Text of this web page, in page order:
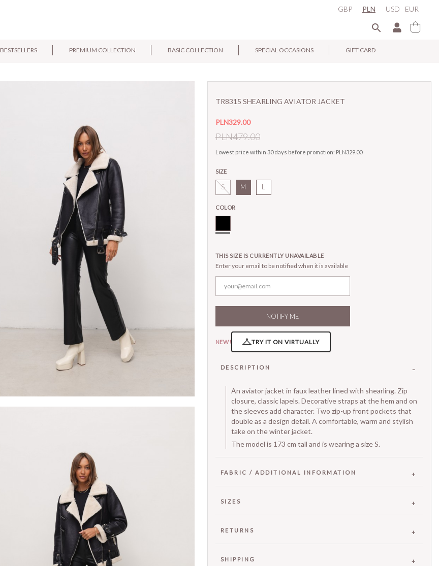
EUR
GBP PLN USD

BESTSELLERS PREMIUM COLLECTION BASIC COLLECTION SPECIAL OCCASIONS GIFT CARD
TR8315 SHEARLING AVIATOR JACKET
PLN329.00
PLN479.00
Lowest price within 30 days before promotion: PLN329.00
SIZE
S M L
COLOR
THIS SIZE IS CURRENTLY UNAVAILABLE
Enter your email to be notified when it is available
NOTIFY ME
NEW! TRY IT ON VIRTUALLY
DESCRIPTION
An aviator jacket in faux leather lined with shearling. Zip
closure, classic lapels. Decorative straps at the hem and on
the sleeves add character. Two zip-up front pockets that
double as a design detail. A comfortable, warm and stylish
take on the winter jacket.
The model is 173 cm tall and is wearing a size S.
FABRIC / ADDITIONAL INFORMATION
SIZES
RETURNS
SHIPPING
×